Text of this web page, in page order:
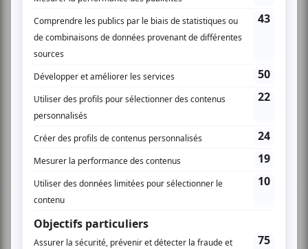
En 2008, L’Assemblée fête également ses 10 ans de
carrière. Un événement qu’Ironik et Narkoi souhaitent
célébrer avec leurs fans, partout au Québec.
iroprod.com
AUCUN COMMENTAIRE
Vous devez être connecté pour